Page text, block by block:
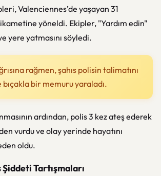
Valenciennes’de yaşayan 31
yöneldi. Ekipler, "Yardım edin"
yere yatmasını söyledi.
rağmen, şahıs polisin talimatını
bir memuru yaraladı.
ardından, polis 3 kez ateş ederek
vurdu ve olay yerinde hayatını
oldu.
Tartışmaları